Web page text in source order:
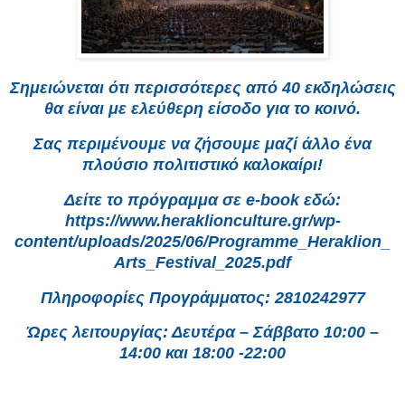
Σημειώνεται ότι περισσότερες από 40 εκδηλώσεις
θα είναι με ελεύθερη είσοδο για το κοινό.
Σας περιμένουμε να ζήσουμε μαζί άλλο ένα
πλούσιο πολιτιστικό καλοκαίρι!
Δείτε το πρόγραμμα σε e-book εδώ:
https://www.heraklionculture.gr/wp-
content/uploads/2025/06/Programme_Heraklion_
Arts_Festival_2025.pdf
Πληροφορίες Προγράμματος: 2810242977
Ώρες λειτουργίας: Δευτέρα – Σάββατο 10:00 –
14:00 και 18:00 -22:00